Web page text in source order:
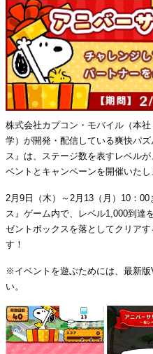
株式会社カプコン・モバイル（本
学）が開発・配信している爽快パ
ス』は、ステージ数を表すレベル
ベントとキャンペーンを開催いたし
2月9日（木）～2月13（月）10：
ス』ゲーム内で、レベル1,000到達
ゼントボックスを落としてクリア
す！
※イベントを遊ぶためには、最新
い。